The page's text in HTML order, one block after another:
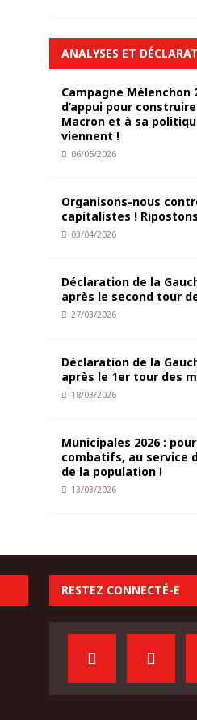
ANALYSES ET
Campagne Mélenchon
d’appui pour
Macron et à sa
viennent !
06/05/2026
Organisons-nous
capitalistes !
03/04/2026
Déclaration de la
après le second tour
27/03/2026
Déclaration de la
après le 1er tour des
18/03/2026
Municipales 2026 :
combatifs, au service
de la population !
13/03/2026
RESTEZ CONNECTÉ-E